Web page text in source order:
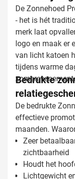
De Zonnehoed
- het is hét
merk laat
logo en maak er
van licht katoen
tijdens warme
Bedrukte
De bedrukte
effectieve
maanden.
Zeer
zichtbaarheid
Houdt het
Lichtgewicht